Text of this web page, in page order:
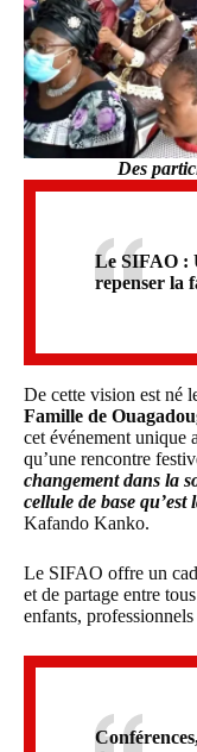
Des
Le SIFAO :
repenser la
De cette vision est né
Famille de
cet événement unique
qu’une rencontre
changement dans la
cellule de base qu’est
Kafando Kanko.
Le SIFAO offre un
et de partage entre
enfants,